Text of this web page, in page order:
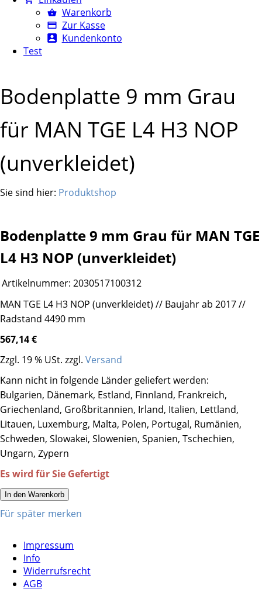
Warenkorb
Zur Kasse
Kundenkonto
Test
Bodenplatte 9 mm Grau
für MAN TGE L4 H3 NOP
(unverkleidet)
Sie sind hier: Produktshop
Bodenplatte 9 mm Grau für MAN TGE
L4 H3 NOP (unverkleidet)
Artikelnummer: 2030517100312
MAN TGE L4 H3 NOP (unverkleidet) // Baujahr ab 2017 //
Radstand 4490 mm
567,14 €
Zzgl. 19 % USt. zzgl. Versand
Kann nicht in folgende Länder geliefert werden:
Bulgarien, Dänemark, Estland, Finnland, Frankreich,
Griechenland, Großbritannien, Irland, Italien, Lettland,
Litauen, Luxemburg, Malta, Polen, Portugal, Rumänien,
Schweden, Slowakei, Slowenien, Spanien, Tschechien,
Ungarn, Zypern
Es wird für Sie Gefertigt
In den Warenkorb
Für später merken
Impressum
Info
Widerrufsrecht
AGB